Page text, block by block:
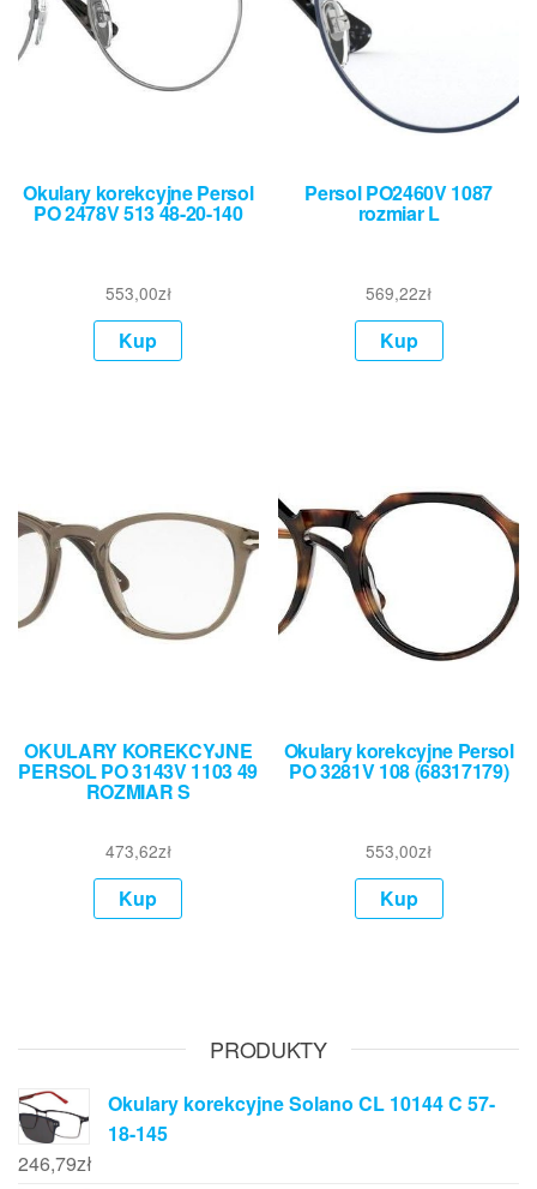
Okulary korekcyjne Persol
PO 2478V 513 48-20-140
553,00zł
Kup
Persol PO2460V 1087
rozmiar L
569,22zł
Kup
OKULARY KOREKCYJNE
PERSOL PO 3143V 1103 49
ROZMIAR S
473,62zł
Kup
Okulary korekcyjne Persol
PO 3281V 108 (68317179)
553,00zł
Kup
PRODUKTY
Okulary korekcyjne Solano CL 10144 C 57-
18-145
246,79zł